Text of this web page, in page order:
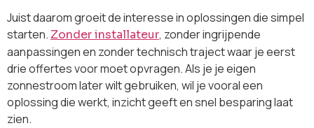
Juist daarom groeit de interesse in oplossingen die simpel
starten. Zonder installateur, zonder ingrijpende
aanpassingen en zonder technisch traject waar je eerst
drie offertes voor moet opvragen. Als je je eigen
zonnestroom later wilt gebruiken, wil je vooral een
oplossing die werkt, inzicht geeft en snel besparing laat
zien.